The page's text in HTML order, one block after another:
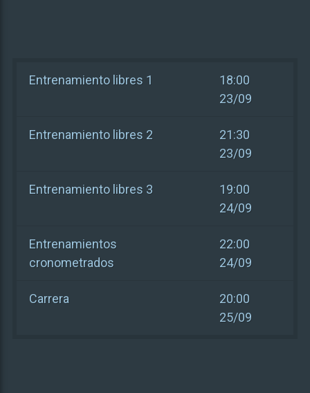
Entrenamiento libres 1
18:00
23/09
Entrenamiento libres 2
21:30
23/09
Entrenamiento libres 3
19:00
24/09
Entrenamientos
cronometrados
22:00
24/09
Carrera
20:00
25/09